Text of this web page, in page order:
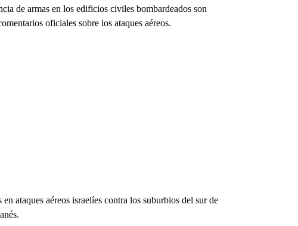
de armas en los edificios civiles bombardeados son
oficiales sobre los ataques aéreos.
ataques aéreos israelíes contra los suburbios del sur de